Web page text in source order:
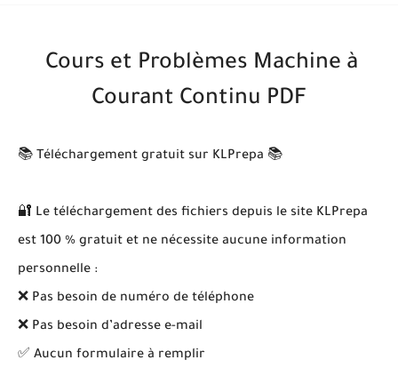
Cours et Problèmes Machine à
Courant Continu PDF
📚 Téléchargement gratuit sur KLPrepa 📚
🔐 Le téléchargement des fichiers depuis le site KLPrepa
est 100 % gratuit et ne nécessite aucune information
personnelle :
❌ Pas besoin de numéro de téléphone
❌ Pas besoin d’adresse e-mail
✅ Aucun formulaire à remplir